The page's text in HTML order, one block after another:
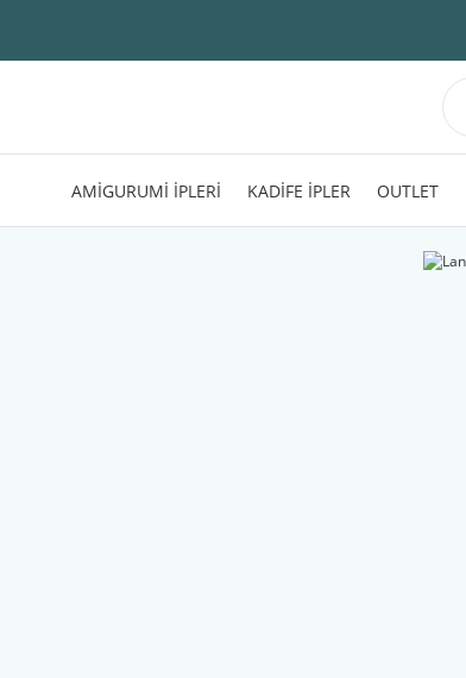
AMİGURUMİ İPLERİ KADİFE İPLER OUTLET